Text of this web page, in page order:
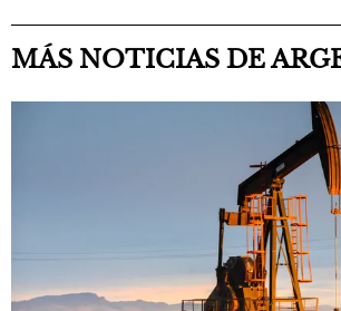
MÁS NOTICIAS DE